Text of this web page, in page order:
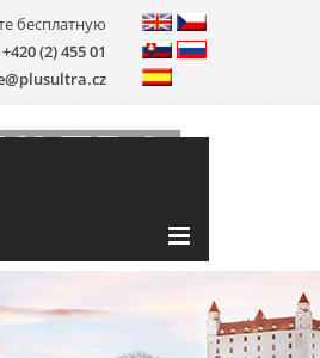
бесплатную
+420 (2) 455 01